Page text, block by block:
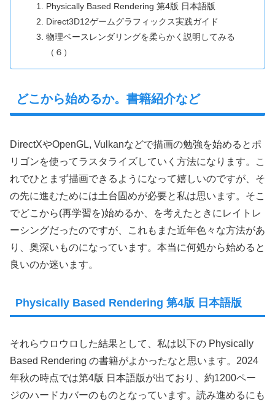
Physically Based Rendering 第4版 日本語版
Direct3D12ゲームグラフィックス実践ガイド
物理ベースレンダリングを柔らかく説明してみる
（６）
どこから始めるか。書籍紹介など
DirectXやOpenGL, Vulkanなどで描画の勉強を始めるとポ
リゴンを使ってラスタライズしていく方法になります。こ
れでひとまず描画できるようになって嬉しいのですが、そ
の先に進むためには土台固めが必要と私は思います。そこ
でどこから(再学習を)始めるか、を考えたときにレイトレ
ーシングだったのですが、これもまた近年色々な方法があ
り、奥深いものになっています。本当に何処から始めると
良いのか迷います。
Physically Based Rendering 第4版 日本語版
それらウロウロした結果として、私は以下の Physically
Based Rendering の書籍がよかったなと思います。2024
年秋の時点では第4版 日本語版が出ており、約1200ペー
ジのハードカバーのものとなっています。読み進めるにも